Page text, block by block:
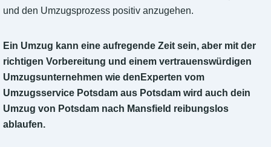
und den Umzugsprozess positiv anzugehen.
Ein Umzug kann eine aufregende Zeit sein, aber mit der
richtigen Vorbereitung und einem vertrauenswürdigen
Umzugsunternehmen wie denExperten vom
Umzugsservice Potsdam aus Potsdam wird auch dein
Umzug von Potsdam nach Mansfield reibungslos
ablaufen.